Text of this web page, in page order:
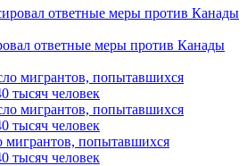
ответные меры против Канады
мигрантов, попытавшихся
тысяч человек